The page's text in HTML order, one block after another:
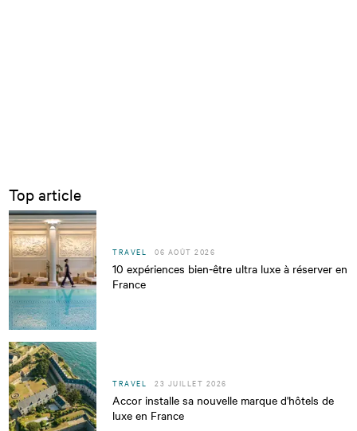
Top article
TRAVEL 06 AOÛT 2026
10 expériences bien‑être ultra luxe à réserver en
France
TRAVEL 23 JUILLET 2026
Accor installe sa nouvelle marque d'hôtels de
luxe en France